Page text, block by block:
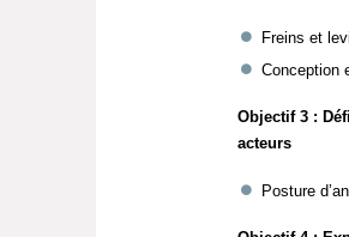
Freins et
Conception
Objectif 3 :
acteurs
Posture